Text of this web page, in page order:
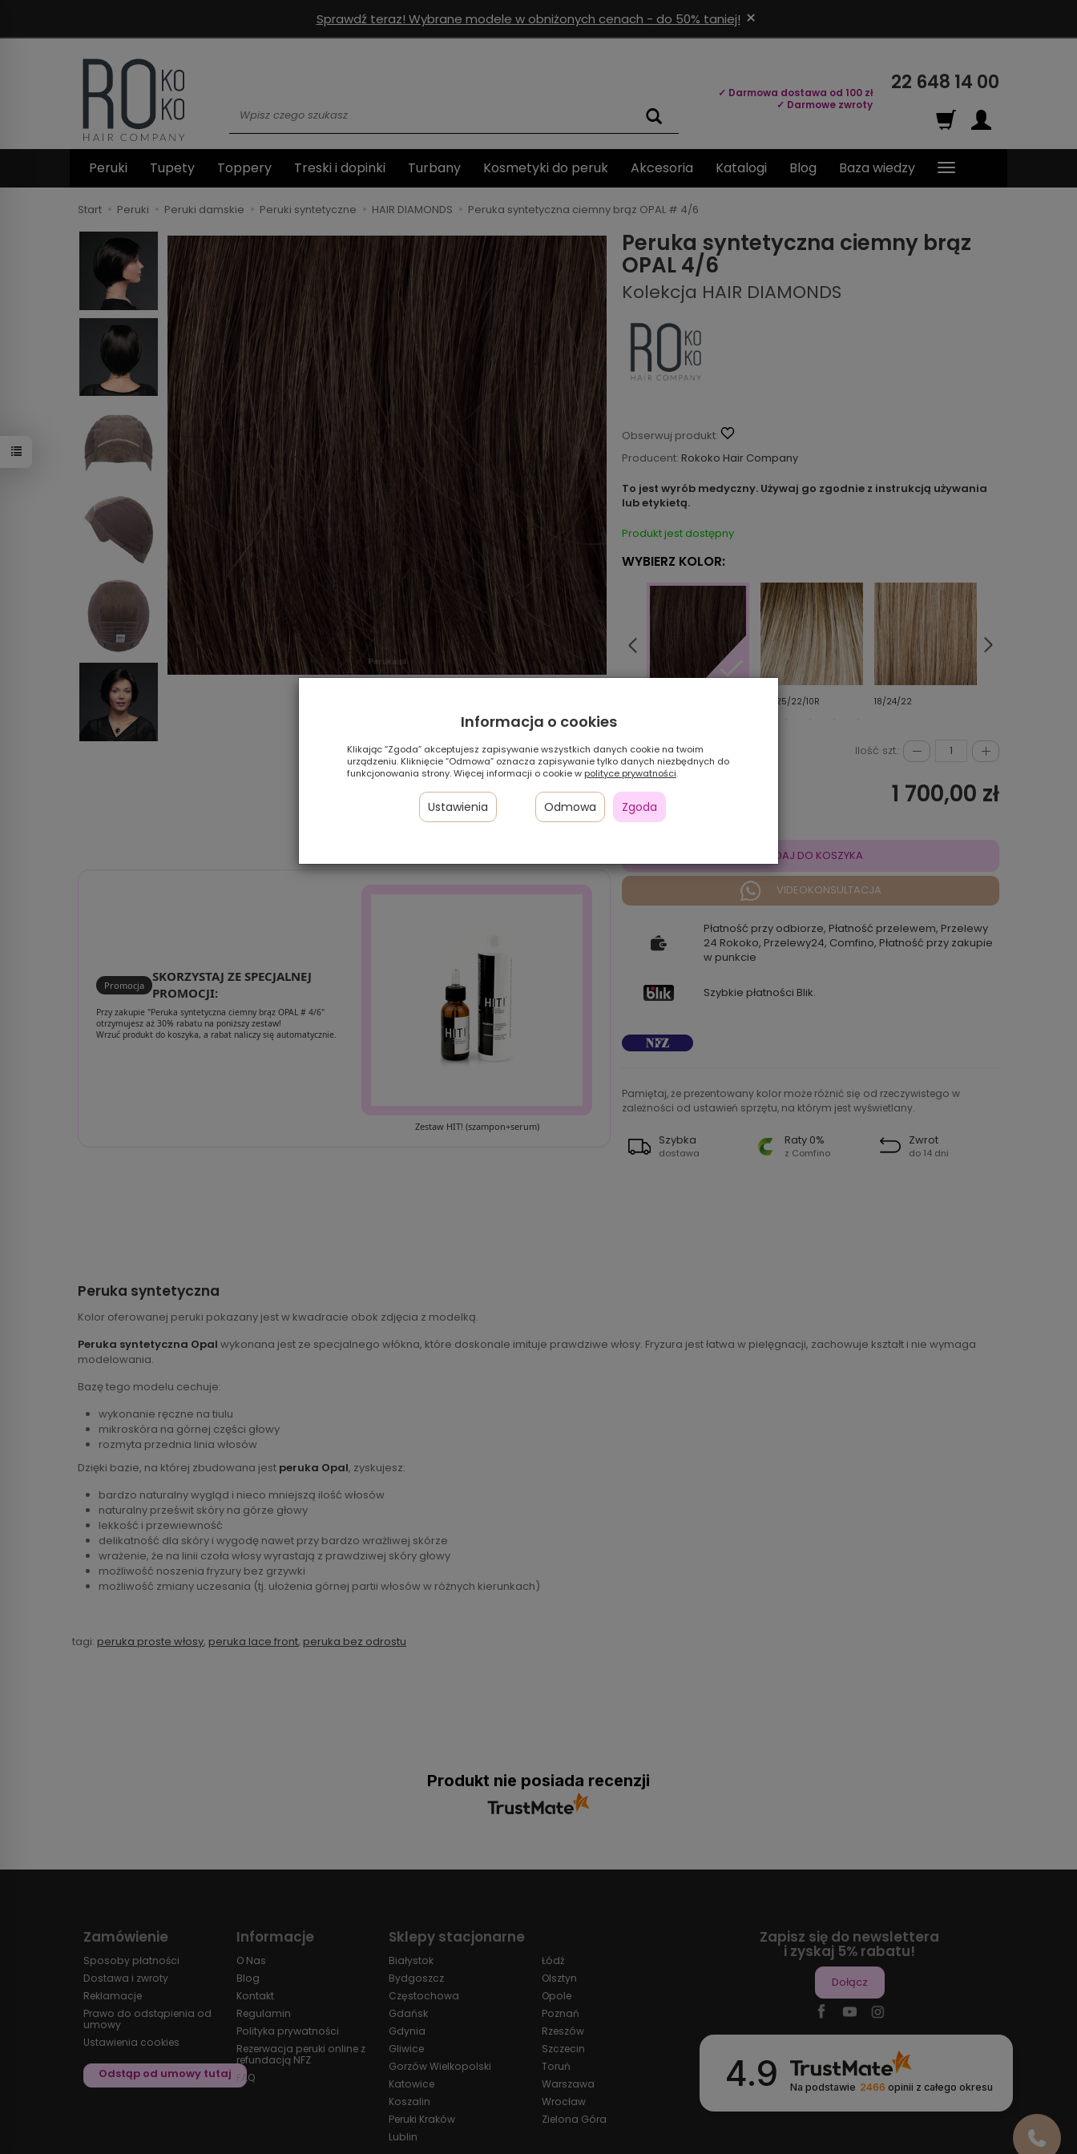
Sprawdź teraz! Wybrane modele w obniżonych cenach - do 50% taniej! ×
✓ Darmowa dostawa od 100 zł
✓ Darmowe zwroty
22 648 14 00
Peruki Tupety Toppery Treski i dopinki Turbany Kosmetyki do peruk Akcesoria Katalogi Blog Baza wiedzy
Start Peruki Peruki damskie Peruki syntetyczne HAIR DIAMONDS Peruka syntetyczna ciemny brąz OPAL # 4/6
Promocja
SKORZYSTAJ ZE SPECJALNEJ
PROMOCJI:
Przy zakupie "Peruka syntetyczna ciemny brąz OPAL # 4/6"
otrzymujesz aż 30% rabatu na poniższy zestaw!
Wrzuć produkt do koszyka, a rabat naliczy się automatycznie.
Zestaw HIT! (szampon+serum)
Peruka syntetyczna ciemny brąz
OPAL 4/6
Kolekcja HAIR DIAMONDS
Obserwuj produkt:
Producent: Rokoko Hair Company
To jest wyrób medyczny. Używaj go zgodnie z instrukcją używania
lub etykietą.
Produkt jest dostępny
WYBIERZ KOLOR:
26/25/22/10R 18/24/22
Ilość szt.:
1 700,00 zł
DODAJ DO KOSZYKA
VIDEOKONSULTACJA
Płatność przy odbiorze, Płatność przelewem, Przelewy
24 Rokoko, Przelewy24, Comfino, Płatność przy zakupie
w punkcie
Szybkie płatności Blik.
Pamiętaj, że prezentowany kolor może różnić się od rzeczywistego w
zależności od ustawień sprzętu, na którym jest wyświetlany.
Szybka
dostawa
Raty 0%
z Comfino
Zwrot
do 14 dni
Peruka syntetyczna
Kolor oferowanej peruki pokazany jest w kwadracie obok zdjęcia z modelką.
Peruka syntetyczna Opal wykonana jest ze specjalnego włókna, które doskonale imituje prawdziwe włosy. Fryzura jest łatwa w pielęgnacji, zachowuje kształt i nie wymaga
modelowania.
Bazę tego modelu cechuje:
wykonanie ręczne na tiulu
mikroskóra na górnej części głowy
rozmyta przednia linia włosów
Dzięki bazie, na której zbudowana jest peruka Opal, zyskujesz:
bardzo naturalny wygląd i nieco mniejszą ilość włosów
naturalny prześwit skóry na górze głowy
lekkość i przewiewność
delikatność dla skóry i wygodę nawet przy bardzo wrażliwej skórze
wrażenie, że na linii czoła włosy wyrastają z prawdziwej skóry głowy
możliwość noszenia fryzury bez grzywki
możliwość zmiany uczesania (tj. ułożenia górnej partii włosów w różnych kierunkach)
tagi: peruka proste włosy, peruka lace front, peruka bez odrostu
Produkt nie posiada recenzji
Zamówienie
Sposoby płatności
Dostawa i zwroty
Reklamacje
Prawo do odstąpienia od
umowy
Ustawienia cookies
Informacje
O Nas
Blog
Kontakt
Regulamin
Polityka prywatności
Rezerwacja peruki online z
refundacją NFZ
FAQ
Sklepy stacjonarne
Białystok
Bydgoszcz
Częstochowa
Gdańsk
Gdynia
Gliwice
Gorzów Wielkopolski
Katowice
Koszalin
Peruki Kraków
Lublin
Łódź
Olsztyn
Opole
Poznań
Rzeszów
Szczecin
Toruń
Warszawa
Wrocław
Zielona Góra
Zapisz się do newslettera
i zyskaj 5% rabatu!
Dołącz
4.9 Na podstawie 2466 opinii z całego okresu
Informacja o cookies
Klikając “Zgoda” akceptujesz zapisywanie wszystkich danych cookie na twoim
urządzeniu. Kliknięcie “Odmowa” oznacza zapisywanie tylko danych niezbędnych do
funkcjonowania strony. Więcej informacji o cookie w polityce prywatności.
Ustawienia Odmowa Zgoda